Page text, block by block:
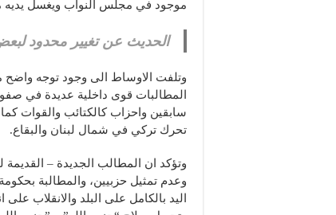
موجود في مجلس النواب ويغسل يديه
الحديث عن تغيير محدود
وتلفت الاوساط الى وجود توجه واضح
المطالبات قوى داخلية عديدة في
سابقين واحزاب كالكتائب والقوات
تحرك تركي في شمال لبنان والبقاع.
وتؤكد ان المطالب الجديدة – القديمة
وعدم تمثيل حزبيين، والمطالبة